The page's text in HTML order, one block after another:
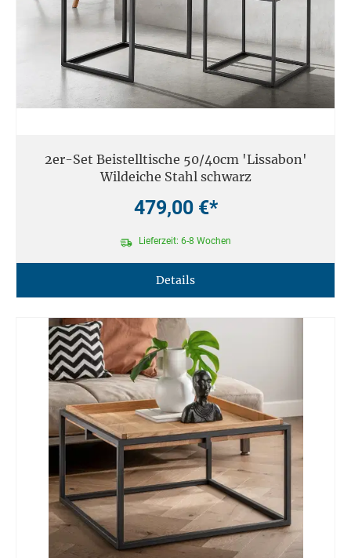
2er-Set Beistelltische 50/40cm 'Lissabon'
Wildeiche Stahl schwarz
479,00 €*
Lieferzeit: 6-8 Wochen
Details